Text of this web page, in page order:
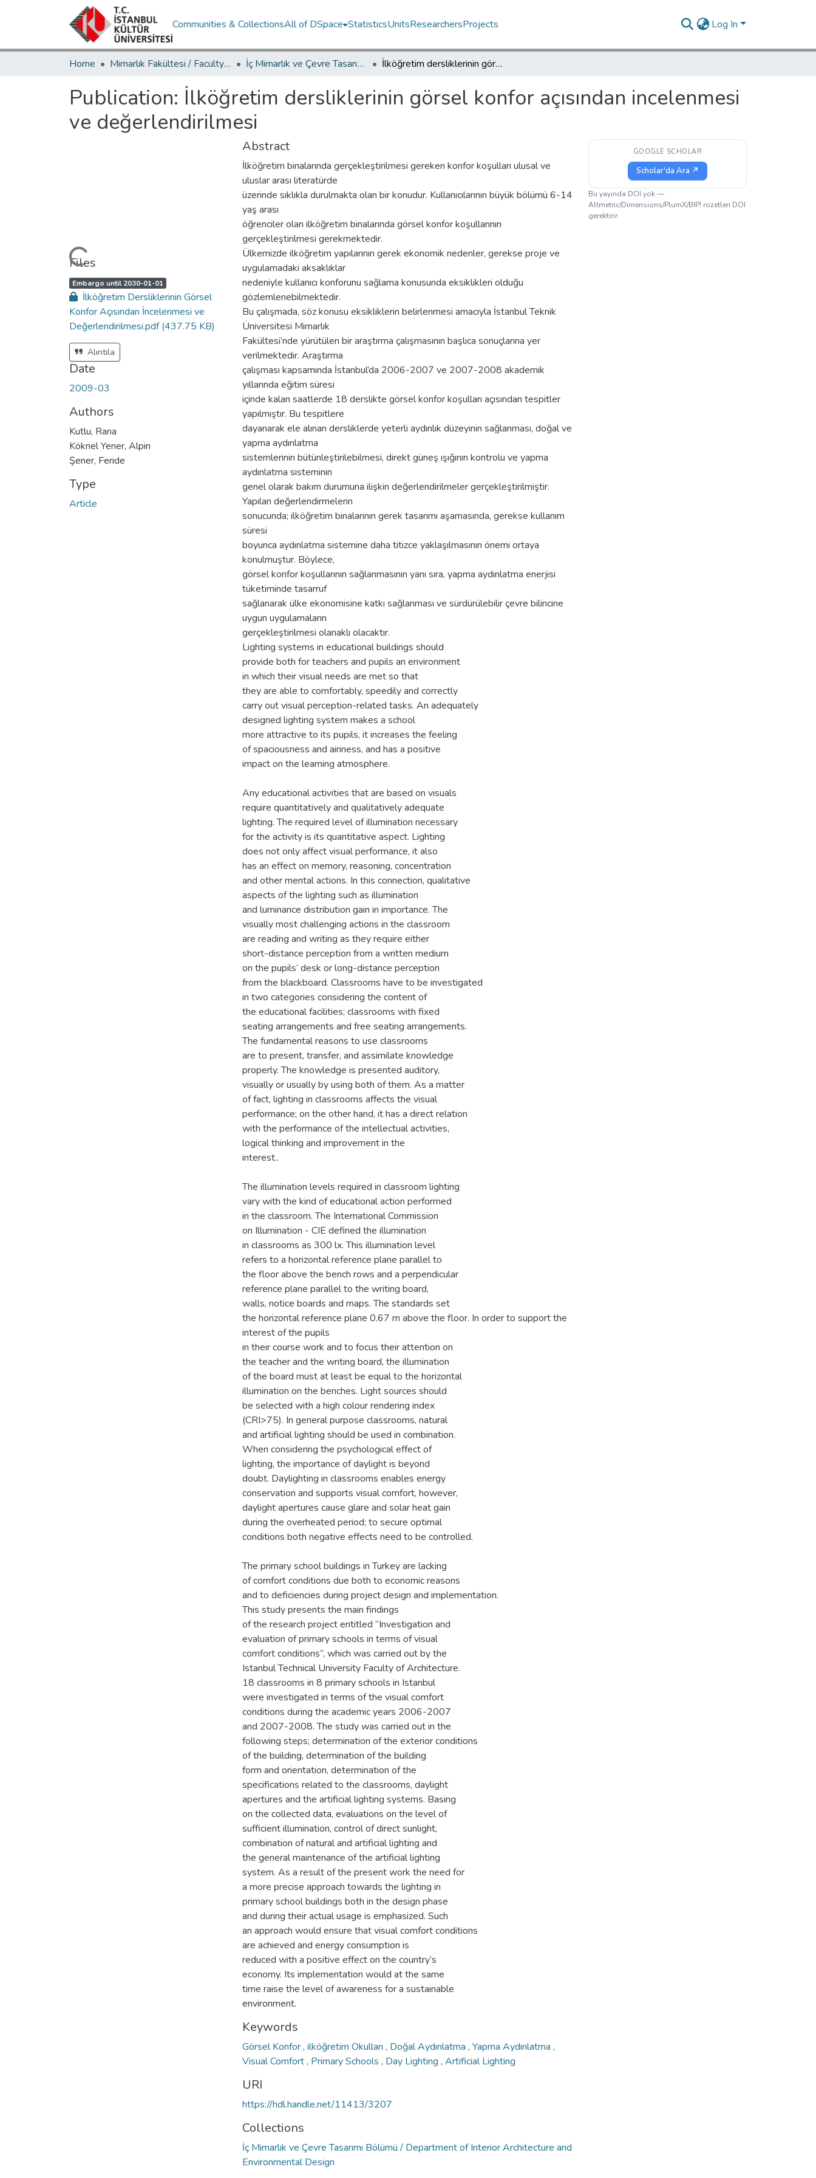
Communities & CollectionsAll of DSpace StatisticsUnitsResearchersProjects Log In
Home Mimarlık Fakültesi / Faculty of Architecture İç Mimarlık ve Çevre Tasarımı Bölümü / Department of Interior Architecture and Environmental Design İlköğretim dersliklerinin görsel konfor açısından incelenmesi ve değerlendirilmesi
Publication: İlköğretim dersliklerinin görsel konfor açısından incelenmesi
ve değerlendirilmesi
Loading...
Files
A
c
c
e
s
s
a
u
s
:
Embargo until 2030-01-01,
İlköğretim Dersliklerinin Görsel
Konfor Açısından İncelenmesi ve
Değerlendirilmesi.pdf(437.75 KB)
Alıntıla
Date
2009-03
Authors
Kutlu, Rana
Köknel Yener, Alpin
Şener, Feride
Type
Article
Abstract
İlköğretim binalarında gerçekleştirilmesi gereken konfor koşulları ulusal ve
uluslar arası literatürde
üzerinde sıklıkla durulmakta olan bir konudur. Kullanıcılarının büyük bölümü 6-14
yaş arası
öğrenciler olan ilköğretim binalarında görsel konfor koşullarının
gerçekleştirilmesi gerekmektedir.
Ülkemizde ilköğretim yapılarının gerek ekonomik nedenler, gerekse proje ve
uygulamadaki aksaklıklar
nedeniyle kullanıcı konforunu sağlama konusunda eksiklikleri olduğu
gözlemlenebilmektedir.
Bu çalışmada, söz konusu eksikliklerin belirlenmesi amacıyla İstanbul Teknik
Üniversitesi Mimarlık
Fakültesi’nde yürütülen bir araştırma çalışmasının başlıca sonuçlarına yer
verilmektedir. Araştırma
çalışması kapsamında İstanbul’da 2006-2007 ve 2007-2008 akademik
yıllarında eğitim süresi
içinde kalan saatlerde 18 derslikte görsel konfor koşulları açısından tespitler
yapılmıştır. Bu tespitlere
dayanarak ele alınan dersliklerde yeterli aydınlık düzeyinin sağlanması, doğal ve
yapma aydınlatma
sistemlerinin bütünleştirilebilmesi, direkt güneş ışığının kontrolu ve yapma
aydınlatma sisteminin
genel olarak bakım durumuna ilişkin değerlendirilmeler gerçekleştirilmiştir.
Yapılan değerlendirmelerin
sonucunda; ilköğretim binalarının gerek tasarımı aşamasında, gerekse kullanım
süresi
boyunca aydınlatma sistemine daha titizce yaklaşılmasının önemi ortaya
konulmuştur. Böylece,
görsel konfor koşullarının sağlanmasının yanı sıra, yapma aydınlatma enerjisi
tüketiminde tasarruf
sağlanarak ülke ekonomisine katkı sağlanması ve sürdürülebilir çevre bilincine
uygun uygulamaların
gerçekleştirilmesi olanaklı olacaktır.
Lighting systems in educational buildings should
provide both for teachers and pupils an environment
in which their visual needs are met so that
they are able to comfortably, speedily and correctly
carry out visual perception-related tasks. An adequately
designed lighting system makes a school
more attractive to its pupils, it increases the feeling
of spaciousness and airiness, and has a positive
impact on the learning atmosphere.
Any educational activities that are based on visuals
require quantitatively and qualitatively adequate
lighting. The required level of illumination necessary
for the activity is its quantitative aspect. Lighting
does not only affect visual performance, it also
has an effect on memory, reasoning, concentration
and other mental actions. In this connection, qualitative
aspects of the lighting such as illumination
and luminance distribution gain in importance. The
visually most challenging actions in the classroom
are reading and writing as they require either
short-distance perception from a written medium
on the pupils’ desk or long-distance perception
from the blackboard. Classrooms have to be investigated
in two categories considering the content of
the educational facilities; classrooms with fixed
seating arrangements and free seating arrangements.
The fundamental reasons to use classrooms
are to present, transfer, and assimilate knowledge
properly. The knowledge is presented auditory,
visually or usually by using both of them. As a matter
of fact, lighting in classrooms affects the visual
performance; on the other hand, it has a direct relation
with the performance of the intellectual activities,
logical thinking and improvement in the
interest..
The illumination levels required in classroom lighting
vary with the kind of educational action performed
in the classroom. The International Commission
on Illumination - CIE defined the illumination
in classrooms as 300 lx. This illumination level
refers to a horizontal reference plane parallel to
the floor above the bench rows and a perpendicular
reference plane parallel to the writing board,
walls, notice boards and maps. The standards set
the horizontal reference plane 0.67 m above the floor. In order to support the
interest of the pupils
in their course work and to focus their attention on
the teacher and the writing board, the illumination
of the board must at least be equal to the horizontal
illumination on the benches. Light sources should
be selected with a high colour rendering index
(CRI>75). In general purpose classrooms, natural
and artificial lighting should be used in combination.
When considering the psychological effect of
lighting, the importance of daylight is beyond
doubt. Daylighting in classrooms enables energy
conservation and supports visual comfort, however,
daylight apertures cause glare and solar heat gain
during the overheated period; to secure optimal
conditions both negative effects need to be controlled.
The primary school buildings in Turkey are lacking
of comfort conditions due both to economic reasons
and to deficiencies during project design and implementation.
This study presents the main findings
of the research project entitled “Investigation and
evaluation of primary schools in terms of visual
comfort conditions”, which was carried out by the
Istanbul Technical University Faculty of Architecture.
18 classrooms in 8 primary schools in Istanbul
were investigated in terms of the visual comfort
conditions during the academic years 2006-2007
and 2007-2008. The study was carried out in the
following steps; determination of the exterior conditions
of the building, determination of the building
form and orientation, determination of the
specifications related to the classrooms, daylight
apertures and the artificial lighting systems. Basing
on the collected data, evaluations on the level of
sufficient illumination, control of direct sunlight,
combination of natural and artificial lighting and
the general maintenance of the artificial lighting
system. As a result of the present work the need for
a more precise approach towards the lighting in
primary school buildings both in the design phase
and during their actual usage is emphasized. Such
an approach would ensure that visual comfort conditions
are achieved and energy consumption is
reduced with a positive effect on the country’s
economy. Its implementation would at the same
time raise the level of awareness for a sustainable
environment.
Keywords
Görsel Konfor, ilköğretim Okulları , Doğal Aydınlatma , Yapma Aydınlatma ,
Visual Comfort, Primary Schools , Day Lighting , Artificial Lighting
URI
https://hdl.handle.net/11413/3207
Collections
İç Mimarlık ve Çevre Tasarımı Bölümü / Department of Interior Architecture and
Environmental Design
GOOGLE SCHOLAR
Scholar'da Ara ↗
Bu yayında DOI yok —
Altmetric/Dimensions/PlumX/BIP! rozetleri DOI
gerektirir.